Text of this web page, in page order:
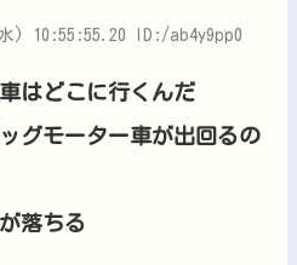
) 10:55:55.20 ID:/ab4y9pp0
はどこに行くんだ
グモーター車が出回るの
落ちる